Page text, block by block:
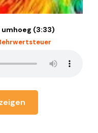
umhoeg (3:33)